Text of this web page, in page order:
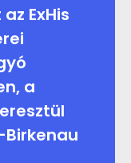
ExHis
a
Birkenau